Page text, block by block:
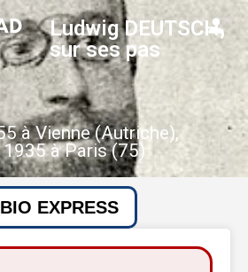
Ludwig DEUTSCH,
sur ses pas
à Vienne (Autriche),
à Paris (75)
BIO EXPRESS